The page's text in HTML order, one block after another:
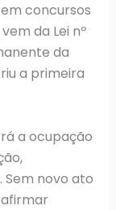
concursos
da Lei nº
da
a primeira
a ocupação
Sem novo ato